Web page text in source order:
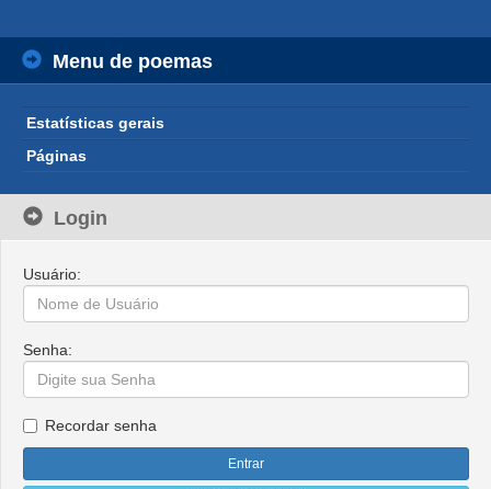
Menu de poemas
Estatísticas gerais
Páginas
Login
Usuário:
Senha:
Recordar senha